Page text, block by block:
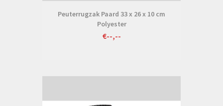
Peuterrugzak Paard 33 x 26 x 10 cm
Polyester
€--,--